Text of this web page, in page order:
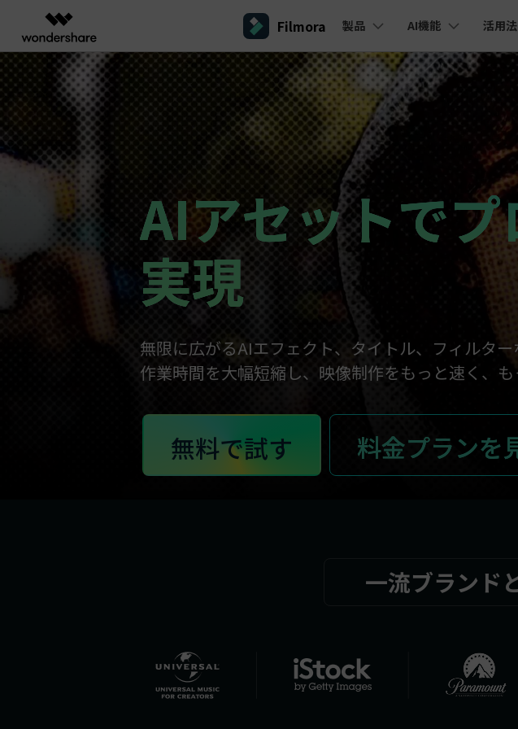
製品
AIGCサービス
動画編集＆変換
Filmora
動画編集ソフト
UniConverter
動画変換ソフト
DVD Memory
DVD作成ソフト
DemoCreator
AI動画・画像・音楽ジェネレーター
オールインワンAI生成プラットフォーム
作図＆製図
EdrawMax
ベクタードローソフト
EdrawMind
マインドマップソフト
PDF編集
PDF編集
電子署名
HiPDF
PDF編集
法人・教育・パートナー
概要
法人向け
学生・教員向け
代理店募集
パートナープログ
ラム
ソリューション
PDF ソリューション
PDFelement
作図＆製
Filmora 製品
プラットフォーム
デスクトップ Filmora - Windows動画編集ソフト
Filmora - Mac動画編集ソフト
モバイル Filmora - iOS動画編集アプリ
Filmora - Android動画編集アプリ
Filmora - iPad版
Filmora - オンライン動画編集
製品
画面録画
キーフレ
サブシー
マルチカ
NEW
AI機能
Filmora AI
AIによる次世代編集
詳しく見る >>
AI機能
AI 画像から動画生成
Veo 3.1
AI テキストから動画生成
Veo 3.1
AI画像生成
AI オブジェクトリムーバー
もっと見
活用法
Filmoraのユーザー層
インフルエンサー
フリーランサー
マーケター
ビデオソ
YouTube収
オープニン
プロモーシ
動画編集のコツ
動画編集ソフトと方法
ビジネス動画編集関連知識 NEW
動画編集の高度スキル・テクニック
動画再生ソフトと方法
音声編集の基本知識
動画編集アプリまとめ
YouTube
YouTubeショ
ソーシャルメデ
YouTube動画
Youtubeのオー
YouTube動画
サポート
Filmoraバージョン情報
最新の製品ニュースとアップデート情報
クリエイターハブ
クリエイターハブで無限の創造性を発揮
Filmora操作ガイド
Filmoraのステップバイステップガイドを学ぶ
Filmora動作環境
サポートされている形式、デバイス、
クリエイター収益化
プログラム
創造力を収益に変えましょう！
友達紹介プログラム
AIアセットで
実現
無限に広がるAIエフェクト、タイトル、フィルタ
作業時間を大幅短縮し、映像制作をもっと速く、も
無料で試す 料金プランを
一流ブランド